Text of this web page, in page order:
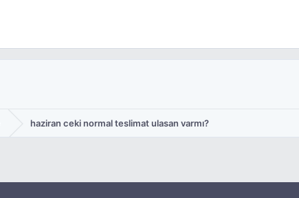
haziran ceki normal teslimat ulasan varmı?